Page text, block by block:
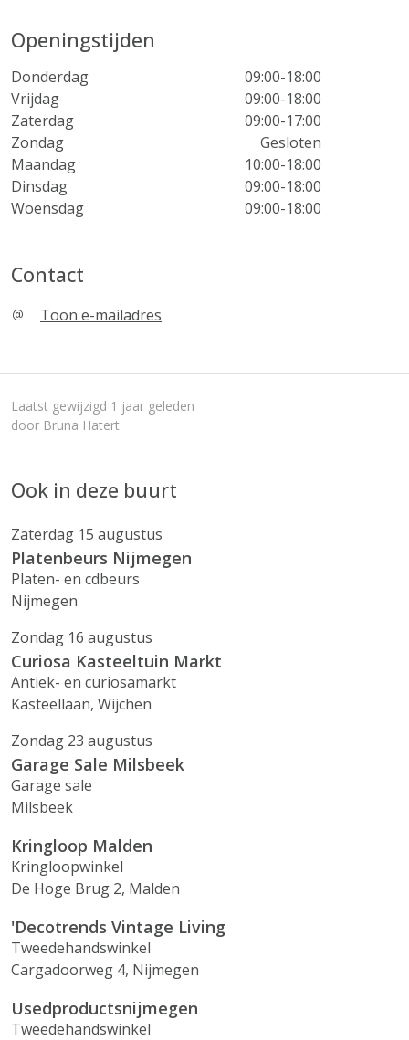
Openingstijden
Donderdag
09:00-18:00
Vrijdag
09:00-18:00
Zaterdag
09:00-17:00
Zondag
Gesloten
Maandag
10:00-18:00
Dinsdag
09:00-18:00
Woensdag
09:00-18:00
Contact
Toon e-mailadres
Laatst gewijzigd 1 jaar geleden
door Bruna Hatert
Ook in deze buurt
Zaterdag 15 augustus
Platenbeurs Nijmegen
Platen- en cdbeurs
Nijmegen
Zondag 16 augustus
Curiosa Kasteeltuin Markt
Antiek- en curiosamarkt
Kasteellaan, Wijchen
Zondag 23 augustus
Garage Sale Milsbeek
Garage sale
Milsbeek
Kringloop Malden
Kringloopwinkel
De Hoge Brug 2, Malden
'Decotrends Vintage Living
Tweedehandswinkel
Cargadoorweg 4, Nijmegen
Usedproductsnijmegen
Tweedehandswinkel